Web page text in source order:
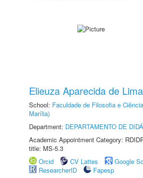
Elieuza Aparecida de Lima
School: Faculdade de Filosofia e
Marília)
Department: DEPARTAMENTO DE
Academic Appointment Category:
title: MS-5.3
Orcid
CV Lattes
Google
ResearcherID
Fapesp